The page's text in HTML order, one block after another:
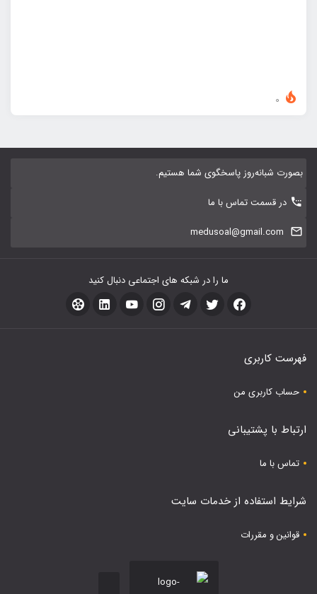
بصورت شبانه‌روز پاسخگوی شما هستیم.
در قسمت تماس با ما
medusoal@gmail.com
ما را در شبکه های اجتماعی دنبال کنید
فهرست کاربری
حساب کاربری من
ارتباط با پشتیبانی
تماس با ما
شرایط استفاده از خدمات سایت
قوانین و مقررات